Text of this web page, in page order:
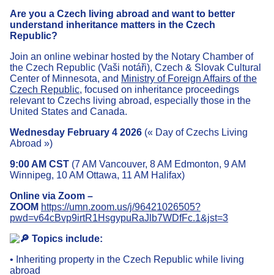
Are you a Czech living abroad and want to better
understand inheritance matters in the Czech
Republic?
Join an online webinar hosted by the Notary Chamber of
the Czech Republic (Vaši notáři), Czech & Slovak Cultural
Center of Minnesota, and Ministry of Foreign Affairs of the
Czech Republic, focused on inheritance proceedings
relevant to Czechs living abroad, especially those in the
United States and Canada.
Wednesday February 4 2026 (« Day of Czechs Living
Abroad »)
9:00 AM CST (7 AM Vancouver, 8 AM Edmonton, 9 AM
Winnipeg, 10 AM Ottawa, 11 AM Halifax)
Online via Zoom –
ZOOM https://umn.zoom.us/j/96421026505?
pwd=v64cBvp9irtR1HsgypuRaJlb7WDfFc.1&jst=3
Topics include:
• Inheriting property in the Czech Republic while living
abroad